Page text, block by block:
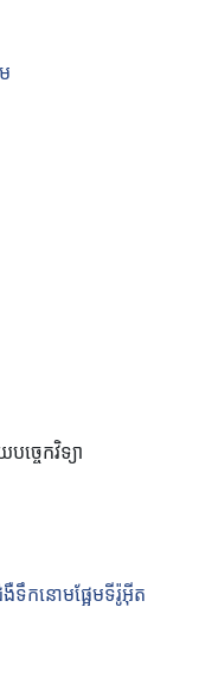
ចេកវិទ្យា
ទឹកនោមផ្អែមទីរ៉ូអ៊ីត